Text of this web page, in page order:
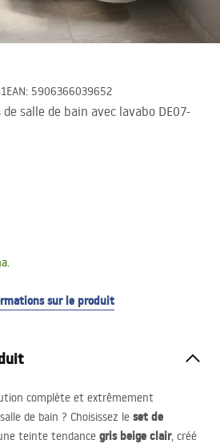
EAN: 5906366039652
salle de bain avec lavabo DE07-
sur le produit
complète et extrêmement
de bain ? Choisissez le set de
teinte tendance gris beige clair, créé